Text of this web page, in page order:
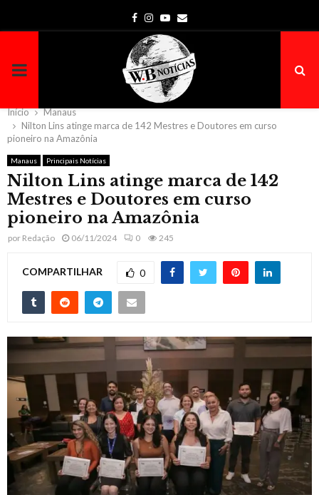
Facebook
Instagram
Youtube
Email
PRIMARY
MENU
Início
Manaus
Nilton Lins atinge marca de 142 Mestres e Doutores em curso
pioneiro na Amazônia
Manaus Principais Notícias
Nilton Lins atinge marca de 142
Mestres e Doutores em curso
pioneiro na Amazônia
por Redação 06/11/2024 0 245
COMPARTILHAR 0